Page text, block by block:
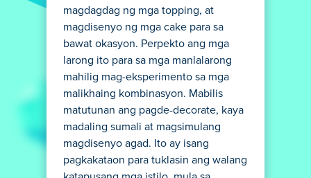
magdagdag ng mga topping, at
magdisenyo ng mga cake para sa
bawat okasyon. Perpekto ang mga
larong ito para sa mga manlalarong
mahilig mag-eksperimento sa mga
malikhaing kombinasyon. Mabilis
matutunan ang pagde-decorate, kaya
madaling sumali at magsimulang
magdisenyo agad. Ito ay isang
pagkakataon para tuklasin ang walang